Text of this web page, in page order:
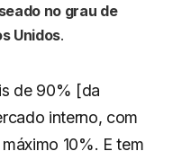
no grau de
Unidos.
de 90% [da
interno, com
10%. E tem